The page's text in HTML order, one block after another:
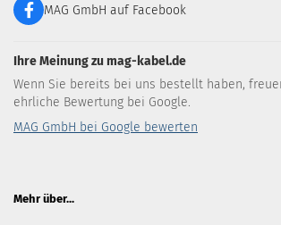
MAG GmbH auf Facebook
Ihre Meinung zu mag-kabel.de
Wenn Sie bereits bei uns bestellt haben,
ehrliche Bewertung bei Google.
MAG GmbH bei Google bewerten
Mehr über...